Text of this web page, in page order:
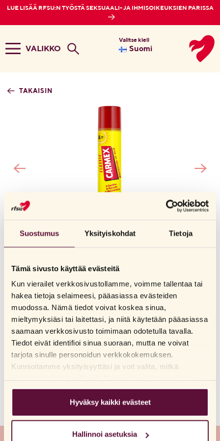
Suostumus Yksityiskohdat Tietoja
Tämä sivusto käyttää evästeitä
Kun vierailet verkkosivustollamme, voimme tallentaa tai
hakea tietoja selaimeesi, pääasiassa evästeiden
muodossa. Nämä tiedot voivat koskea sinua,
mieltymyksiäsi tai laitettasi, ja niitä käytetään pääasiassa
saamaan verkkosivusto toimimaan odotetulla tavalla.
Tiedot eivät identifioi sinua suoraan, mutta ne voivat
tarjota sinulle personoidun verkkokokemuksen.
Kunnioitamme yksityisyyttäsi ja voit valita, mitkä
otsikoita saadaksesi lisätietoja ja muuttaaksesi
oletusasetuksiamme. Huomaathan, että evästeiden
estäminen voi vaikuttaa sivuston käyttökokemukseen ja
verkkosivuillamme aiemmin ja hyväksynyt evästeiden
Hyväksy kaikki evästeet
Hallinnoi asetuksia
LUE LISÄÄ RFSU:N TYÖSTÄ SEKSUAALI- JA IHMISOIKEUKSIEN PARISSA
VALIKKO
Valitse kieli
Suomi
TAKAISIN
CarmexOriginal Stick
KLASSINEN CARMEX-HUULIRASVA KÄYTÄNNÖLLISESSÄ PUIKOSSA
Carmex-huulirasva kosteuttaa ja suojaa tehokkaasti ja
pitkäkestoisesti huuliasi. Palauttaa huultesi luonnollisen
pehmeyden. Puikkopakkaus on kätevä ottaa mukaan ja levittää
huulille missä tahansa. Sisältää SPF15 -aurinkosuojan.
Vedenkestävä jopa 80 minuutin ajan.
Säännöllinen käyttö estää auringon aiheuttamia vaurioita
LUE LISÄÄ
Koti / Kaikki tuotteet / Carmex-huulirasva / Carmex-puikot /